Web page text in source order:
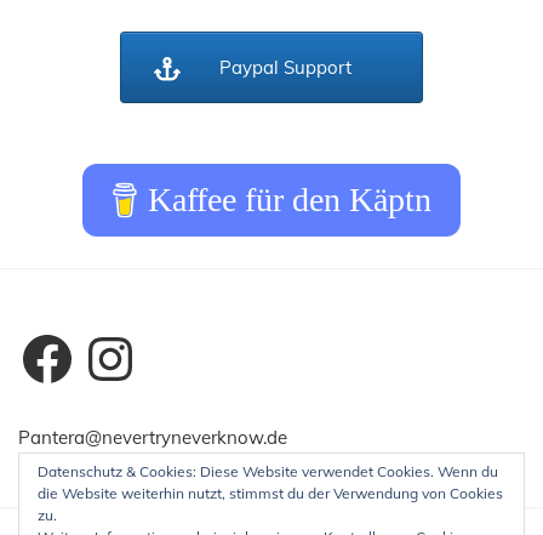
Paypal Support
Kaffee für den Käptn
FacebookInstagram
Pantera@nevertryneverknow.de
Datenschutz & Cookies: Diese Website verwendet Cookies. Wenn du
die Website weiterhin nutzt, stimmst du der Verwendung von Cookies
zu.